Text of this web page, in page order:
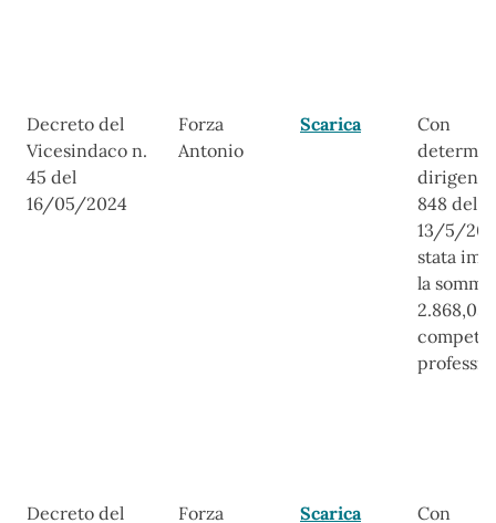
Decreto del
Vicesindaco n.
45 del
16/05/2024
Forza
Antonio
Scarica
Con
848 del
13/5/
stata
la
2.868,05
Decreto del Forza Scarica Con